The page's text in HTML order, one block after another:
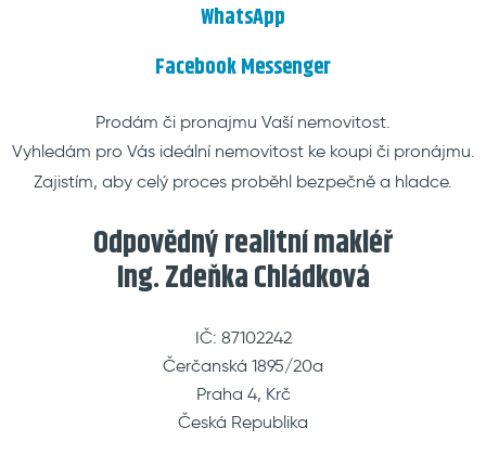
WhatsApp
Facebook Messenger
Prodám či pronajmu Vaší nemovitost.
Vyhledám pro Vás ideální nemovitost ke koupi či pronájmu.
Zajistím, aby celý proces proběhl bezpečně a hladce.
Odpovědný realitní makléř
Ing. Zdeňka Chládková
IČ: 87102242
Čerčanská 1895/20a
Praha 4, Krč
Česká Republika